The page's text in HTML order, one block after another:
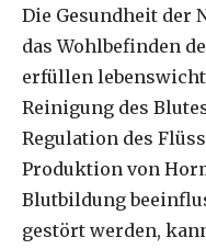
Die Gesundheit der
das Wohlbefinden
erfüllen
Reinigung des
Regulation des
Produktion von
Blutbildung
gestört werden,